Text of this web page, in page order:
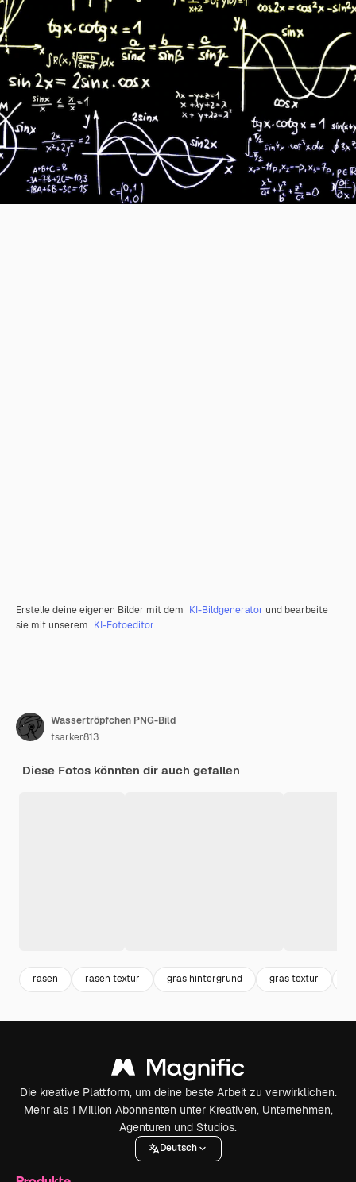
Erstelle deine eigenen Bilder mit dem KI-Bildgenerator und bearbeite
sie mit unserem KI-Fotoeditor.
Wassertröpfchen PNG-Bild
tsarker813
Diese Fotos könnten dir auch gefallen
rasen rasen textur gras hintergrund gras textur
Die kreative Plattform, um deine beste Arbeit zu verwirklichen.
Mehr als 1 Million Abonnenten unter Kreativen, Unternehmen,
Agenturen und Studios.
Deutsch